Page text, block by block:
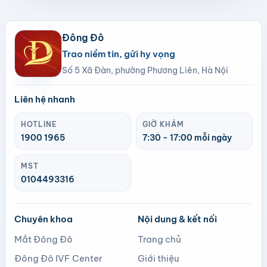
Đông Đô
Trao niềm tin, gửi hy vọng
Số 5 Xã Đàn, phường Phương Liên, Hà Nội
Liên hệ nhanh
HOTLINE
1900 1965
GIỜ KHÁM
7:30 - 17:00 mỗi ngày
MST
0104493316
Chuyên khoa
Mắt Đông Đô
Đông Đô IVF Center
Nội dung & kết nối
Trang chủ
Giới thiệu